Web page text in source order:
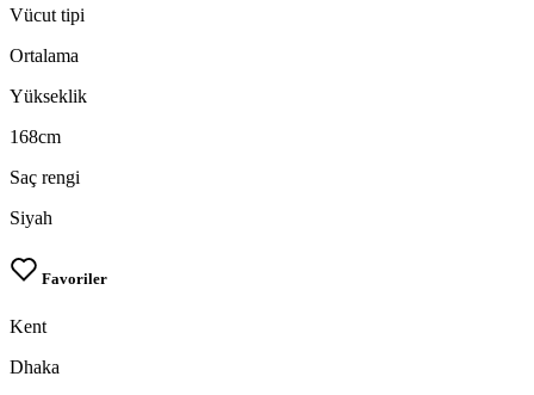
Vücut tipi
Ortalama
Yükseklik
168cm
Saç rengi
Siyah
Favoriler
Kent
Dhaka